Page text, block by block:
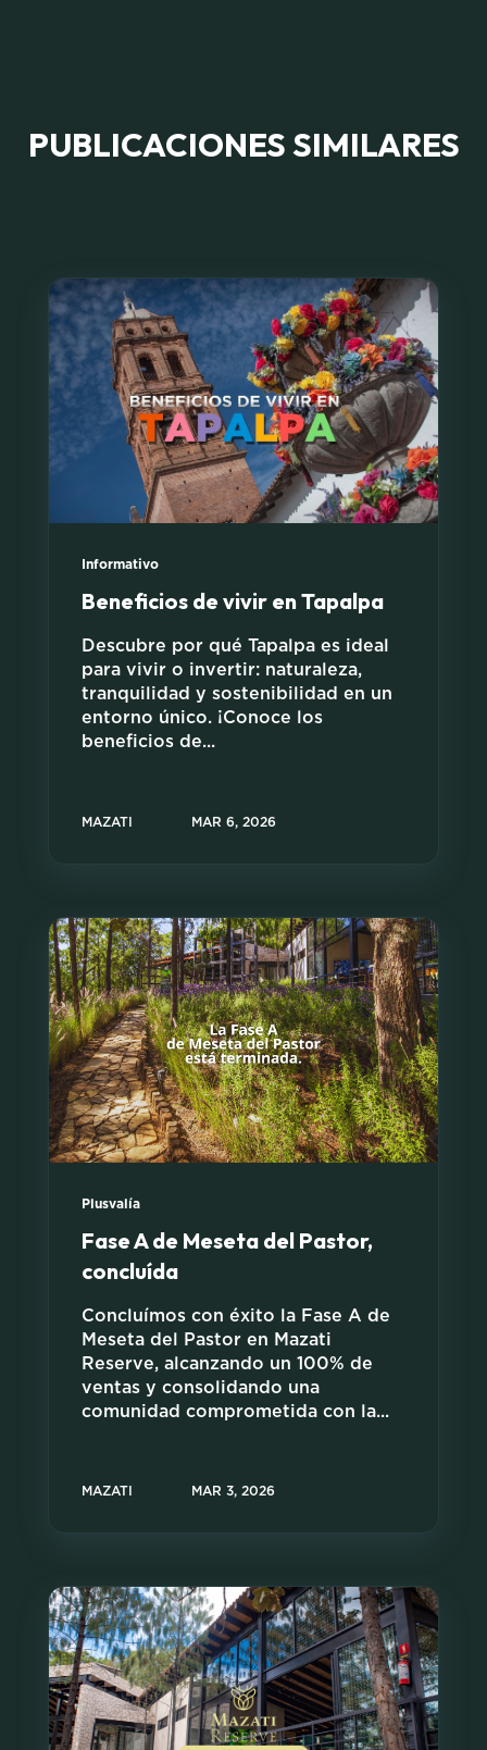
PUBLICACIONES SIMILARES
Informativo
Beneficios de vivir en Tapalpa
Descubre por qué Tapalpa es ideal
para vivir o invertir: naturaleza,
tranquilidad y sostenibilidad en un
entorno único. ¡Conoce los
beneficios de...
MAZATI MAR 6, 2026
Plusvalía
Fase A de Meseta del Pastor,
concluída
Concluímos con éxito la Fase A de
Meseta del Pastor en Mazati
Reserve, alcanzando un 100% de
ventas y consolidando una
comunidad comprometida con la...
MAZATI MAR 3, 2026